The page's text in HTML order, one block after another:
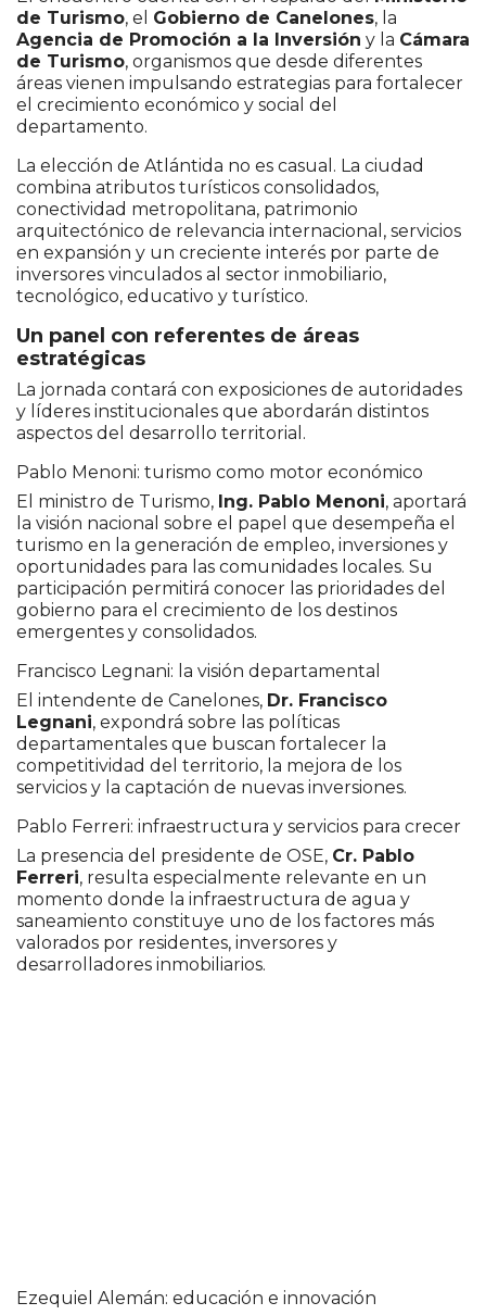
de Turismo, el Gobierno de Canelones, la
Agencia de Promoción a la Inversión y la Cámara
de Turismo, organismos que desde diferentes
áreas vienen impulsando estrategias para fortalecer
el crecimiento económico y social del
departamento.
La elección de Atlántida no es casual. La ciudad
combina atributos turísticos consolidados,
conectividad metropolitana, patrimonio
arquitectónico de relevancia internacional, servicios
en expansión y un creciente interés por parte de
inversores vinculados al sector inmobiliario,
tecnológico, educativo y turístico.
Un panel con referentes de áreas
estratégicas
La jornada contará con exposiciones de autoridades
y líderes institucionales que abordarán distintos
aspectos del desarrollo territorial.
Pablo Menoni: turismo como motor económico
El ministro de Turismo, Ing. Pablo Menoni, aportará
la visión nacional sobre el papel que desempeña el
turismo en la generación de empleo, inversiones y
oportunidades para las comunidades locales. Su
participación permitirá conocer las prioridades del
gobierno para el crecimiento de los destinos
emergentes y consolidados.
Francisco Legnani: la visión departamental
El intendente de Canelones, Dr. Francisco
Legnani, expondrá sobre las políticas
departamentales que buscan fortalecer la
competitividad del territorio, la mejora de los
servicios y la captación de nuevas inversiones.
Pablo Ferreri: infraestructura y servicios para crecer
La presencia del presidente de OSE, Cr. Pablo
Ferreri, resulta especialmente relevante en un
momento donde la infraestructura de agua y
saneamiento constituye uno de los factores más
valorados por residentes, inversores y
desarrolladores inmobiliarios.
Ezequiel Alemán: educación e innovación